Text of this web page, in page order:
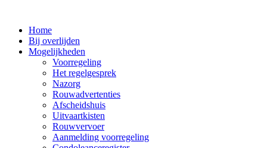
inhoud
Home
Bij overlijden
Mogelijkheden
Voorregeling
Het regelgesprek
Nazorg
Rouwadvertenties
Afscheidshuis
Uitvaartkisten
Rouwvervoer
Aanmelding voorregeling